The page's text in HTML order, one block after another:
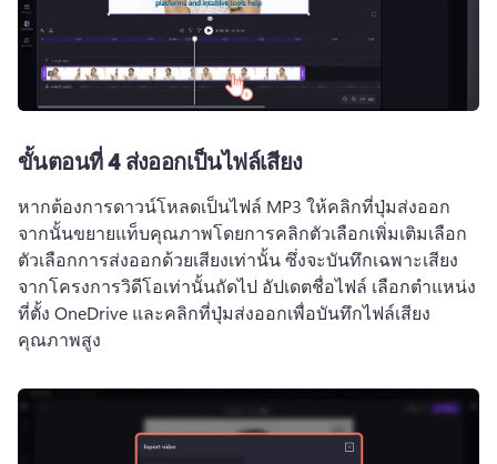
ขั้นตอนที่ 4 ส่งออกเป็นไฟล์เสียง
หากต้องการดาวน์โหลดเป็นไฟล์ MP3 ให้คลิกที่ปุ่มส่งออก
จากนั้นขยายแท็บคุณภาพโดยการคลิกตัวเลือกเพิ่มเติมเลือก
ตัวเลือกการส่งออกด้วยเสียงเท่านั้น ซึ่งจะบันทึกเฉพาะเสียง
จากโครงการวิดีโอเท่านั้นถัดไป อัปเดตชื่อไฟล์ เลือกตําแหน่ง
ที่ตั้ง OneDrive และคลิกที่ปุ่มส่งออกเพื่อบันทึกไฟล์เสียง
คุณภาพสูง